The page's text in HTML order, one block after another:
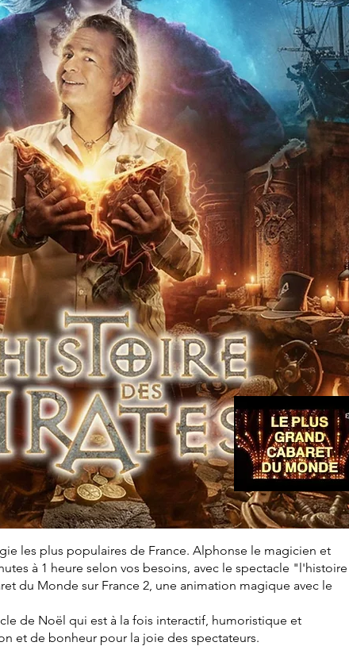
les plus populaires de France. Alphonse le magicien et
à 1 heure selon vos besoins, avec le spectacle "l'histoire
du Monde sur France 2, une animation magique avec le
de Noël qui est à la fois interactif, humoristique et
et de bonheur pour la joie des spectateurs.